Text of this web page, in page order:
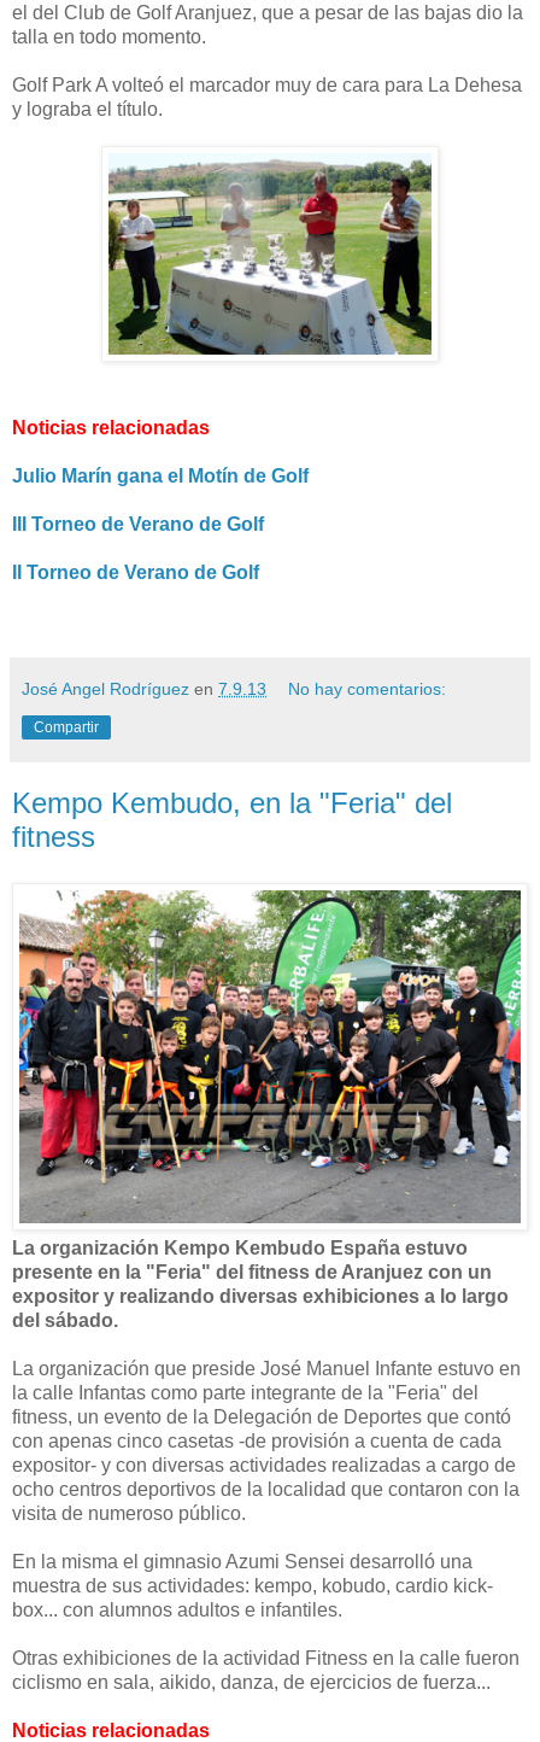
el del Club de Golf Aranjuez, que a pesar de las bajas dio la
talla en todo momento.
Golf Park A volteó el marcador muy de cara para La Dehesa
y lograba el título.
Noticias relacionadas
Julio Marín gana el Motín de Golf
III Torneo de Verano de Golf
II Torneo de Verano de Golf
José Angel Rodríguez en 7.9.13 No hay comentarios:
Compartir
Kempo Kembudo, en la "Feria" del
fitness
La organización Kempo Kembudo España estuvo
presente en la "Feria" del fitness de Aranjuez con un
expositor y realizando diversas exhibiciones a lo largo
del sábado.
La organización que preside José Manuel Infante estuvo en
la calle Infantas como parte integrante de la "Feria" del
fitness, un evento de la Delegación de Deportes que contó
con apenas cinco casetas -de provisión a cuenta de cada
expositor- y con diversas actividades realizadas a cargo de
ocho centros deportivos de la localidad que contaron con la
visita de numeroso público.
En la misma el gimnasio Azumi Sensei desarrolló una
muestra de sus actividades: kempo, kobudo, cardio kick-
box... con alumnos adultos e infantiles.
Otras exhibiciones de la actividad Fitness en la calle fueron
ciclismo en sala, aikido, danza, de ejercicios de fuerza...
Noticias relacionadas